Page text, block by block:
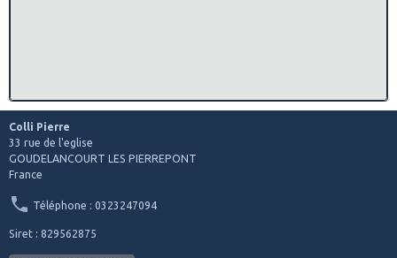
Colli Pierre
33 rue de l'eglise
GOUDELANCOURT LES PIERREPONT
France
Téléphone : 0323247094
Siret : 829562875